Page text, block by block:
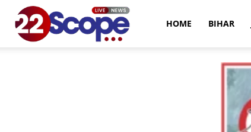
HOME BIHAR